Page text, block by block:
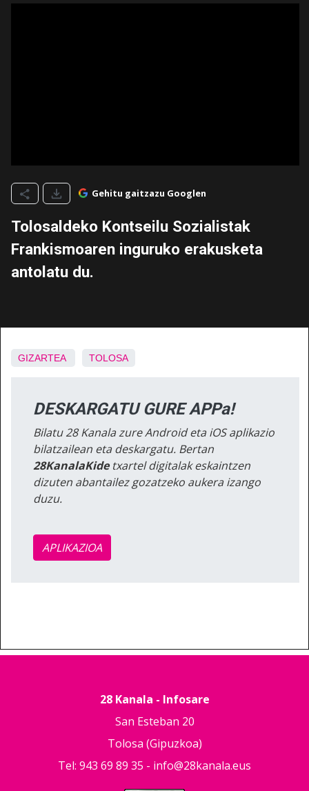
Gehitu gaitzazu Googlen
Tolosaldeko Kontseilu Sozialistak
Frankismoaren inguruko erakusketa
antolatu du.
GIZARTEA TOLOSA
DESKARGATU GURE APPa!
Bilatu 28 Kanala zure Android eta iOS aplikazio
bilatzailean eta deskargatu. Bertan
28KanalaKidetxartel digitalak eskaintzen
dizuten abantailez gozatzeko aukera izango
duzu.
APLIKAZIOA
28 Kanala - Infosare
San Esteban 20
Tolosa (Gipuzkoa)
Tel: 943 69 89 35 - info@28kanala.eus